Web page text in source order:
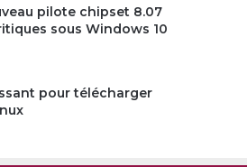
pilote chipset 8.07
sous Windows 10
pour télécharger